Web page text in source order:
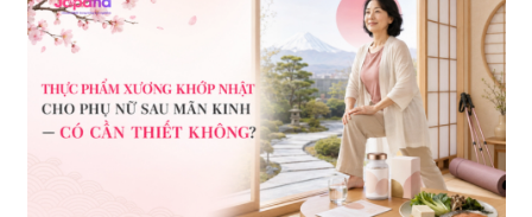
Viên uống bổ gan Ribeto Shoji
Hepaclean 60 viên
690.000 đ
Viên uống hỗ trợ cải thiện thoát
vị đĩa đệm Kyoto Has 30 viên
| 14.560
1.600.000 đ